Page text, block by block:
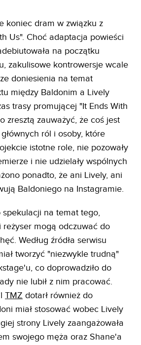
koniec dram w związku z
Us". Choć adaptacja powieści
na początku
zakulisowe kontrowersje wcale
doniesienia na temat
między Baldonim a Lively
trasy promującej "It Ends With
zresztą zauważyć, że coś jest
ról i osoby, które
istotne role, nie pozowały
i nie udzielały wspólnych
ponadto, że ani Lively, ani
Baldoniego na Instagramie.
spekulacji na temat tego,
mogą odczuwać do
Według źródła serwisu
tworzyć "niezwykle trudną"
co doprowadziło do
nie lubił z nim pracować.
TMZ dotarł również do
miał stosować wobec Lively
strony Lively zaangażowała
swojego męża oraz Shane'a